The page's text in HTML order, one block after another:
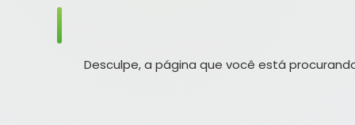
Desculpe, a página que você está